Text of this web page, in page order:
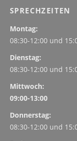
SPRECHZEITEN
Montag:
08:30-12:00 und
Dienstag:
08:30-12:00 und
Mittwoch:
09:00-13:00
Donnerstag:
08:30-12:00 und